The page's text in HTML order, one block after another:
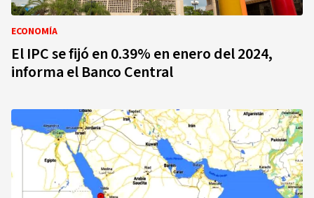
ECONOMÍA
El IPC se fijó en 0.39% en enero del 2024,
informa el Banco Central